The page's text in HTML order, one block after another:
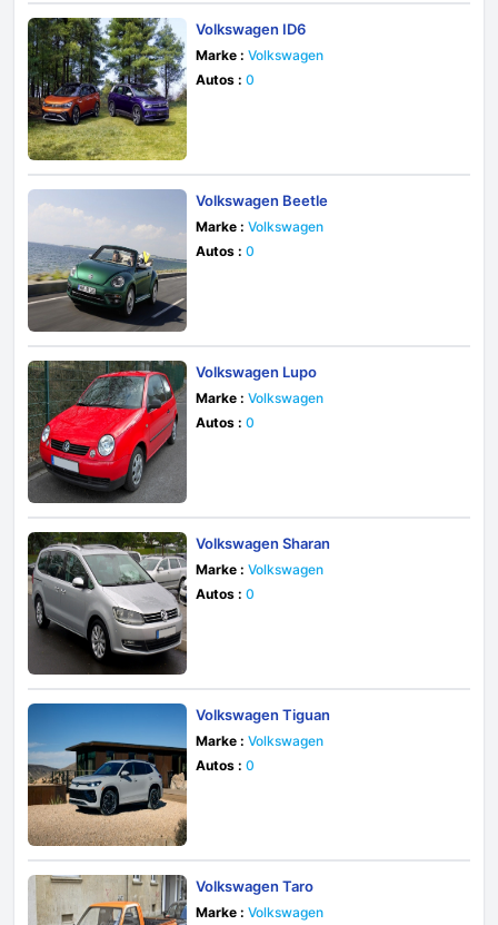
Volkswagen ID6
Marke : Volkswagen
Autos : 0
Volkswagen Beetle
Marke : Volkswagen
Autos : 0
Volkswagen Lupo
Marke : Volkswagen
Autos : 0
Volkswagen Sharan
Marke : Volkswagen
Autos : 0
Volkswagen Tiguan
Marke : Volkswagen
Autos : 0
Volkswagen Taro
Marke : Volkswagen